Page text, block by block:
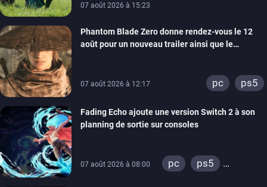
07 août 2026 à 15:23
Phantom Blade Zero donne rendez-vous le 12
août pour un nouveau trailer ainsi que le
07 août 2026 à 12:17 pc ps5
Fading Echo ajoute une version Switch 2 à son
planning de sortie sur consoles
07 août 2026 à 08:00 pc
ps5